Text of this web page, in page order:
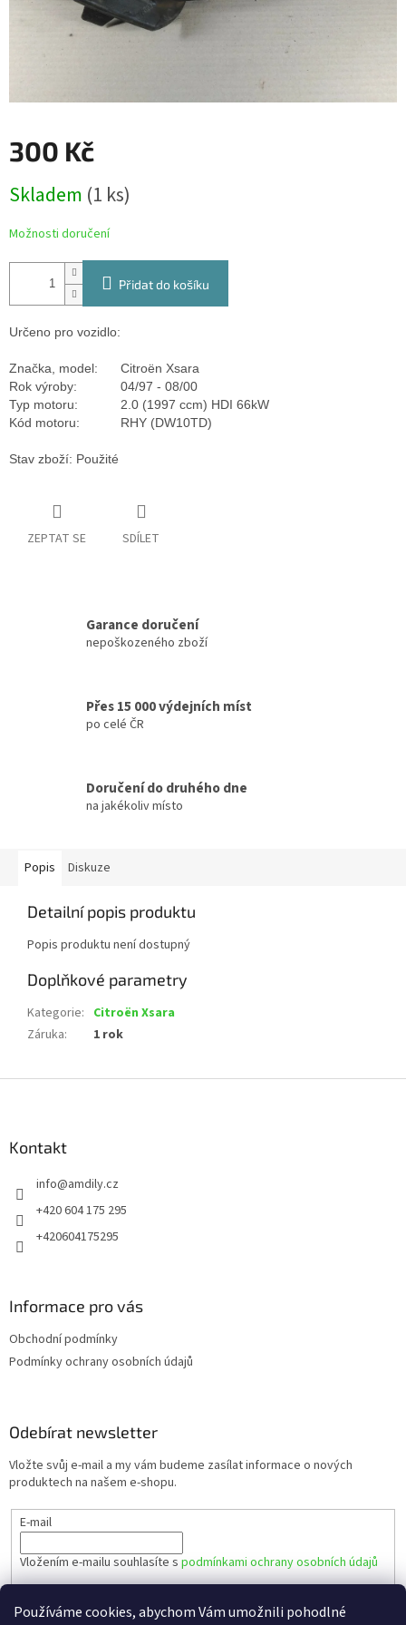
Používáme cookies, abychom Vám umožnili pohodlné
300 Kč
cena:
Skladem (1 ks)
Možnosti doručení
Přidat do košíku
Určeno pro vozidlo:
Značka, model:
Citroën Xsara
Rok výroby:
04/97 - 08/00
Typ motoru:
2.0 (1997 ccm) HDI 66kW
Kód motoru:
RHY (DW10TD)
Stav zboží: Použité
ZEPTAT SE SDÍLET
Garance doručení
nepoškozeného zboží
Přes 15 000 výdejních míst
po celé ČR
Doručení do druhého dne
na jakékoliv místo
Popis Diskuze
Detailní popis produktu
Popis produktu není dostupný
Doplňkové parametry
Kategorie: Citroën Xsara
Záruka: 1 rok
Kontakt
info@amdily.cz
+420 604 175 295
+420604175295
Informace pro vás
Obchodní podmínky
Podmínky ochrany osobních údajů
Odebírat newsletter
Vložte svůj e-mail a my vám budeme zasílat informace o nových
produktech na našem e-shopu.
E-mail
Vložením e-mailu souhlasíte s podmínkami ochrany osobních údajů
PŘIHLÁSIT SE